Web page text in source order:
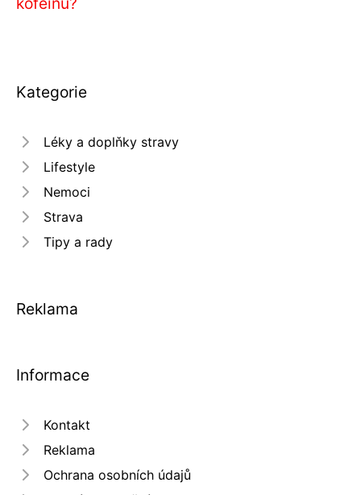
Kategorie
Léky a doplňky stravy
Lifestyle
Nemoci
Strava
Tipy a rady
Reklama
Informace
Kontakt
Reklama
Ochrana osobních údajů